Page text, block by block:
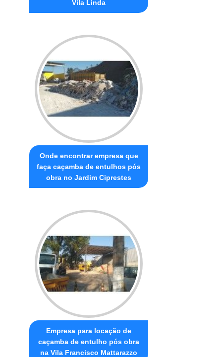
Vila Linda
Onde encontrar empresa que
faça caçamba de entulhos pós
obra no Jardim Ciprestes
Empresa para locação de
caçamba de entulho pós obra
na Vila Francisco Mattarazzo